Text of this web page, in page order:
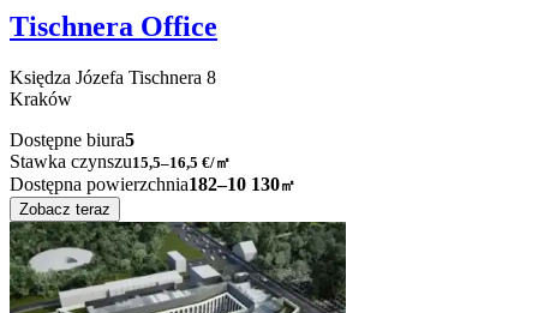
Tischnera Office
Księdza Józefa Tischnera 8
Kraków
Dostępne biura5
Stawka czynszu15,5–16,5 €/㎡
Dostępna powierzchnia182–10 130㎡
Zobacz teraz